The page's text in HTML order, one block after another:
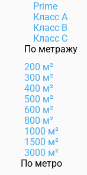
Prime
Класс А
Класс B
Класс C
По метражу
200 м²
300 м²
400 м²
500 м²
600 м²
800 м²
1000 м²
1500 м²
3000 м²
По метро